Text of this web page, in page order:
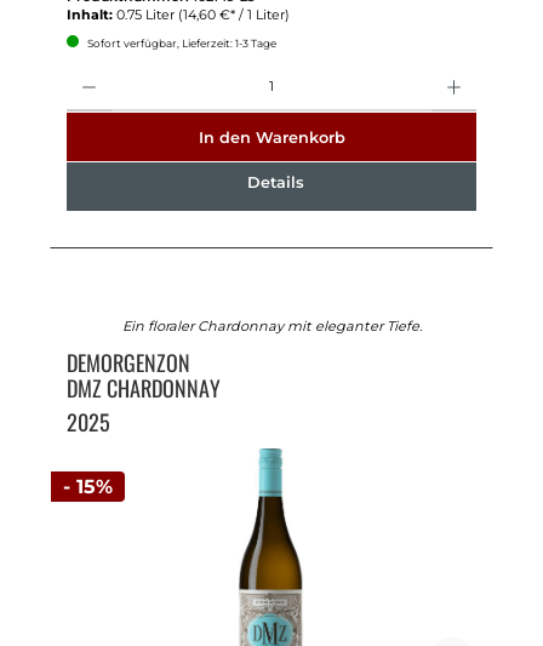
Inhalt: 0.75 Liter (14,60 €* / 1 Liter)
Sofort verfügbar, Lieferzeit: 1-3 Tage
In den Warenkorb
Details
- 15%
Ein floraler Chardonnay mit eleganter Tiefe.
DEMORGENZON
DMZ CHARDONNAY
2025